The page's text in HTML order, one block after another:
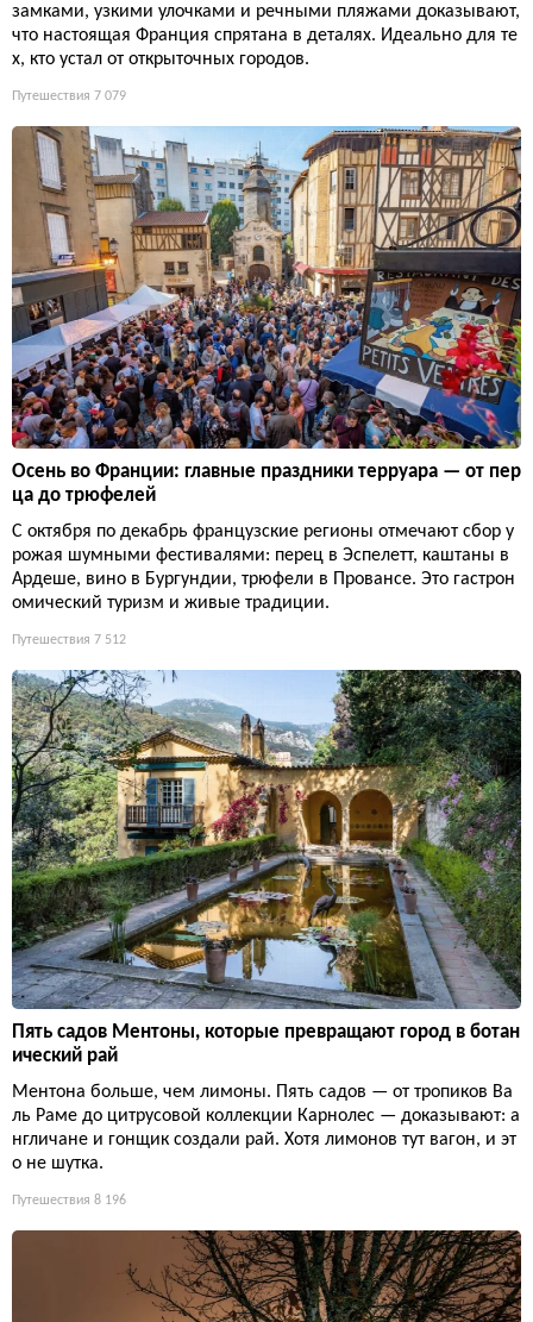
замками, узкими улочками и речными пляжами доказывают,
что настоящая Франция спрятана в деталях. Идеально для те
х, кто устал от открыточных городов.
Путешествия 7 079
Осень во Франции: главные праздники терруара — от пер
ца до трюфелей
С октября по декабрь французские регионы отмечают сбор у
рожая шумными фестивалями: перец в Эспелетт, каштаны в
Ардеше, вино в Бургундии, трюфели в Провансе. Это гастрон
омический туризм и живые традиции.
Путешествия 7 512
Пять садов Ментоны, которые превращают город в ботан
ический рай
Ментона больше, чем лимоны. Пять садов — от тропиков Ва
ль Раме до цитрусовой коллекции Карнолес — доказывают: а
нгличане и гонщик создали рай. Хотя лимонов тут вагон, и эт
о не шутка.
Путешествия 8 196